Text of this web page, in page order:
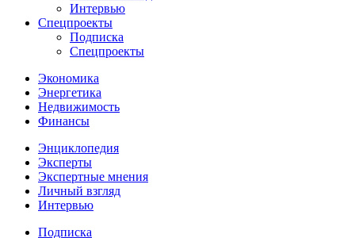
Интервью
Спецпроекты
Подписка
Спецпроекты
Экономика
Энергетика
Недвижимость
Финансы
Энциклопедия
Эксперты
Экспертные мнения
Личный взгляд
Интервью
Подписка